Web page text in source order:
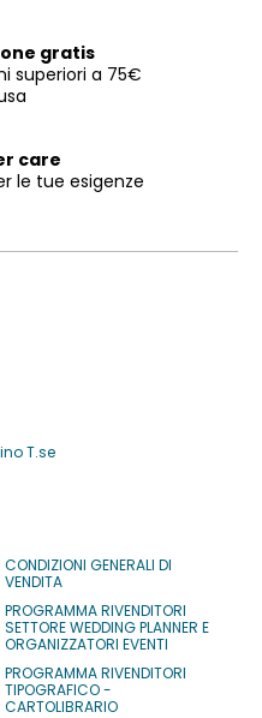
gratis
superiori a 75€
care
le tue esigenze
T.se
CONDIZIONI GENERALI DI
VENDITA
PROGRAMMA RIVENDITORI
SETTORE WEDDING PLANNER E
ORGANIZZATORI EVENTI
PROGRAMMA RIVENDITORI
TIPOGRAFICO -
CARTOLIBRARIO